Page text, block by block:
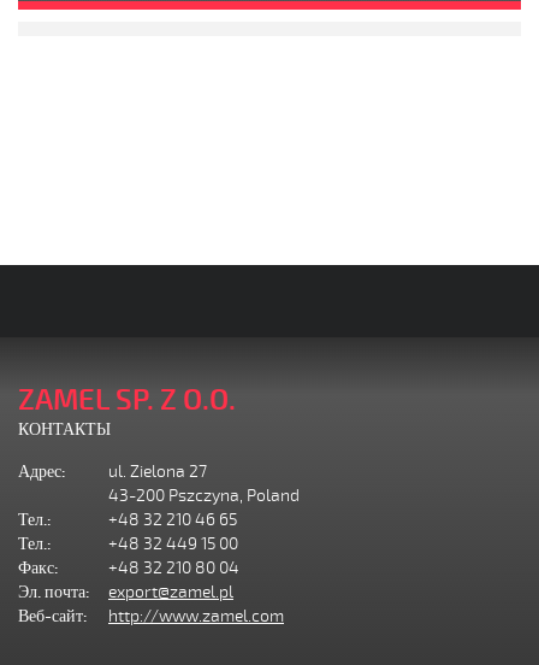
ZAMEL SP. Z O.O.
КОНТАКТЫ
Адрес:
ul. Zielona 27
43-200 Pszczyna, Poland
Тел.:
+48 32 210 46 65
Тел.:
+48 32 449 15 00
Факс:
+48 32 210 80 04
Эл. почта:
export@zamel.pl
Веб-сайт:
http://www.zamel.com